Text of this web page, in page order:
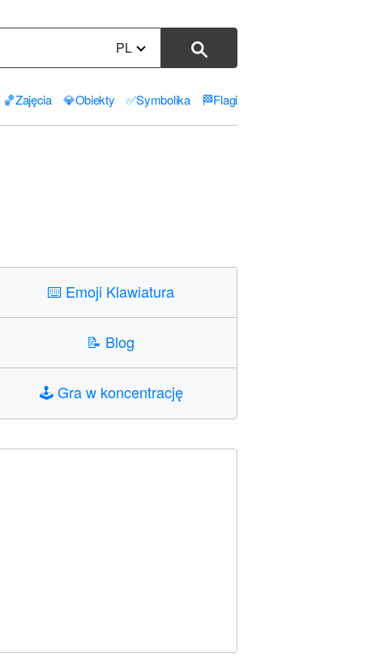
PL
🏀Zajęcia 💎Obiekty ✅Symbolika 🏁Flagi
⌨️ Emoji Klawiatura
📝 Blog
🕹️Gra w koncentrację